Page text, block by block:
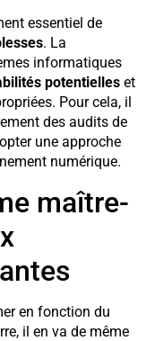
essentiel de
. La
informatiques
potentielles et
Pour cela, il
des audits de
une approche
numérique.
maître-
en fonction du
il en va de même